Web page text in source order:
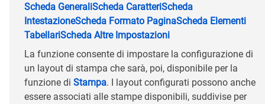
Scheda GeneraliScheda CaratteriScheda
IntestazioneScheda Formato PaginaScheda Elementi
TabellariScheda Altre Impostazioni
La funzione consente di impostare la configurazione di
un layout di stampa che sarà, poi, disponibile per la
funzione di Stampa. I layout configurati possono anche
essere associati alle stampe disponibili, suddivise per